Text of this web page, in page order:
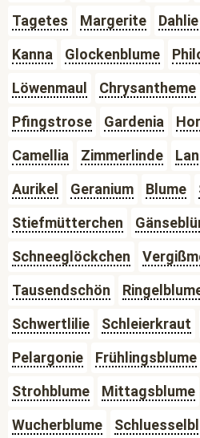
Tagetes
Margerite Dahlie
Kanna
Glockenblume
Löwenmaul
Chrysantheme
Pfingstrose
Gardenia
Camellia
Zimmerlinde
Aurikel
Geranium Blume
Stiefmütterchen
Schneeglöckchen
Tausendschön
Schwertlilie
Schleierkraut
Pelargonie
Frühlingsblume
Strohblume
Mittagsblume
Wucherblume